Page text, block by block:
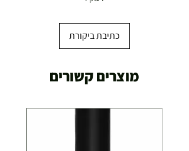
מוצרי כושר ( בלבד) ניתן לאסוף ממחסני החברה בת"א
כתיבת ביקורת
מוצרים קשורים